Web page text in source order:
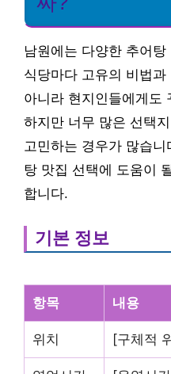
남원에는 다양한 추어
식당마다 고유의 비법
아니라 현지인들에게도
하지만 너무 많은 선택
고민하는 경우가 많습
탕 맛집 선택에 도움이
합니다.
기본 정보
항목 내용
위치 [구체적